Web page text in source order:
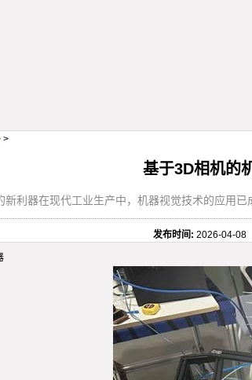
>
基于3D相机的
利器在现代工业生产中，机器视觉技术的应用
发布时间: 2026-04-